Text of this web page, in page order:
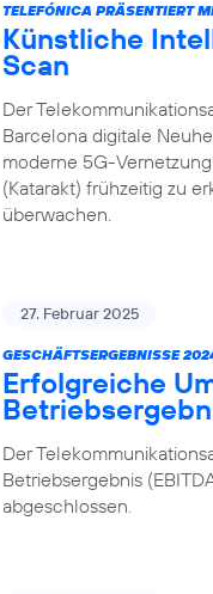
TELEFÓNICA PRÄSENTIERT
Künstliche
Scan
Der
Barcelona digitale
moderne 5G-
(Katarakt) frühzeitig zu
überwachen.
27. Februar 2025
GESCHÄFTSERGEBNISSE
Erfolgreiche
Der
Betriebsergebnis
abgeschlossen.